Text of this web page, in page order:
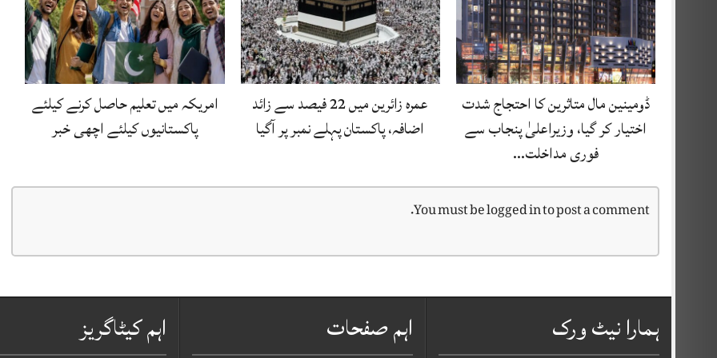
ڈومینین مال متاثرین کا احتجاج شدت
اختیار کر گیا، وزیراعلیٰ پنجاب سے
فوری مداخلت…
عمرہ زائرین میں 22 فیصد سے زائد
اضافہ، پاکستان پہلے نمبر پر آگیا
امریکہ میں تعلیم حاصل کرنے کیلئے
پاکستانیوں کیلئے اچھی خبر
You must belogged into post a comment.
اہم کیٹاگریز اہم صفحات ہمارا نیٹ ورک